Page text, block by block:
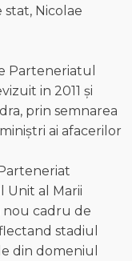
Nicolae
Parteneriatul
in 2011 și
prin semnarea
ai afacerilor
Unit al Marii
nou cadru de
stadiul
din domeniul